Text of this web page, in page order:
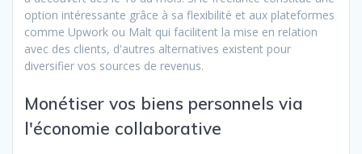
option intéressante grâce à sa flexibilité et aux plateformes
comme Upwork ou Malt qui facilitent la mise en relation
avec des clients, d'autres alternatives existent pour
diversifier vos sources de revenus.
Monétiser vos biens personnels via
l'économie collaborative